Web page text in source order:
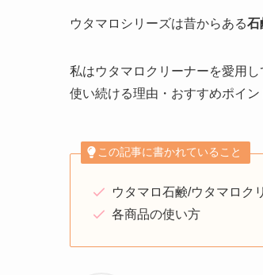
ウタマロシリーズは昔からある石
私はウタマロクリーナーを愛用し
使い続ける理由・おすすめポイ
この記事に書かれていること
ウタマロ石鹸/ウタマロク
各商品の使い方